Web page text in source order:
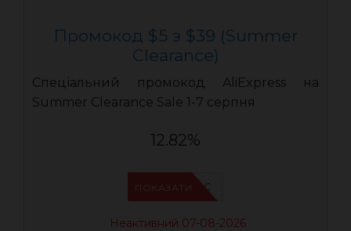
Промокод $5 з $39 (Summer
Clearance)
Спеціальний промокод AliExpress на
Summer Clearance Sale 1-7 серпня
12.82%
IFPC24DC
ПОКАЗАТИ
Неактивний 07-08-2026